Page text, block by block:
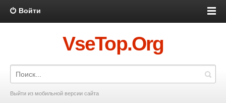
Войти
VseTop.Org
Выйти из мобильной версии сайта